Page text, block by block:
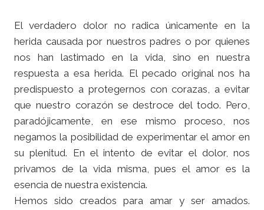
El verdadero dolor no radica únicamente en la
herida causada por nuestros padres o por quienes
nos han lastimado en la vida, sino en nuestra
respuesta a esa herida. El pecado original nos ha
predispuesto a protegernos con corazas, a evitar
que nuestro corazón se destroce del todo. Pero,
paradójicamente, en ese mismo proceso, nos
negamos la posibilidad de experimentar el amor en
su plenitud. En el intento de evitar el dolor, nos
privamos de la vida misma, pues el amor es la
esencia de nuestra existencia.
Hemos sido creados para amar y ser amados.